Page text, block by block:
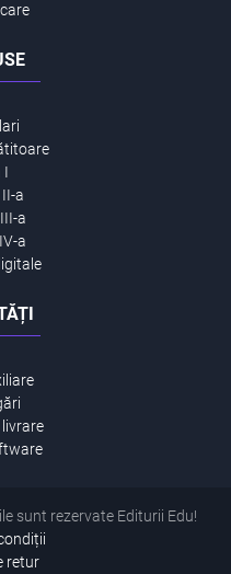
I
a
a
a
sunt rezervate Editurii Edu!
retur